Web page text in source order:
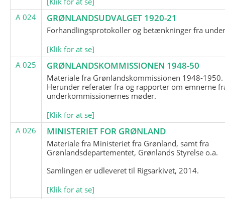
A 024
GRØNLANDSUDVALGET 1920-21
Forhandlingsprotokoller og betænkninger fra
[Klik for at se]
A 025
GRØNLANDSKOMMISSIONEN 1948-50
Materiale fra Grønlandskommissionen 1948-1950.
Herunder referater fra og rapporter om emnerne
underkommissionernes møder.
[Klik for at se]
A 026
MINISTERIET FOR GRØNLAND
Materiale fra Ministeriet fra Grønland, samt fra
Grønlandsdepartementet, Grønlands Styrelse o.a.
Samlingen er udleveret til Rigsarkivet, 2014.
[Klik for at se]